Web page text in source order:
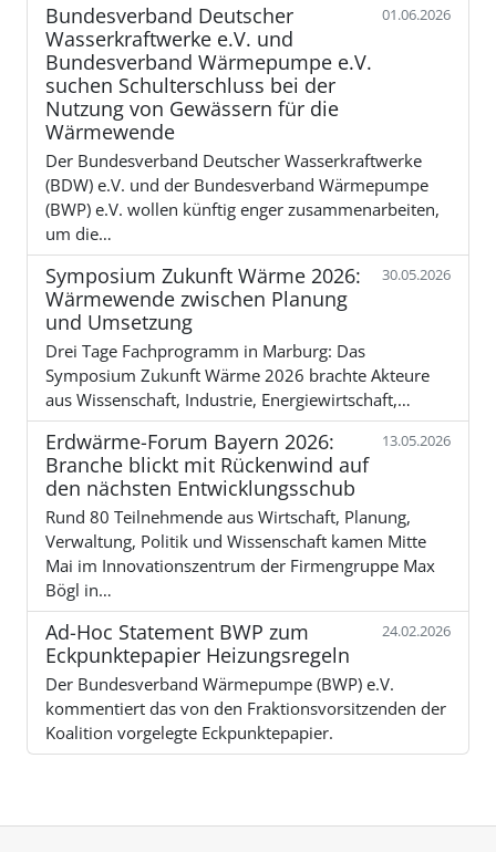
Bundesverband Deutscher
Wasserkraftwerke e.V. und
Bundesverband Wärmepumpe e.V.
suchen Schulterschluss bei der
Nutzung von Gewässern für die
Wärmewende
01.06.2026
Der Bundesverband Deutscher Wasserkraftwerke
(BDW) e.V. und der Bundesverband Wärmepumpe
(BWP) e.V. wollen künftig enger zusammenarbeiten,
um die…
Symposium Zukunft Wärme 2026:
Wärmewende zwischen Planung
und Umsetzung
30.05.2026
Drei Tage Fachprogramm in Marburg: Das
Symposium Zukunft Wärme 2026 brachte Akteure
aus Wissenschaft, Industrie, Energiewirtschaft,…
Erdwärme-Forum Bayern 2026:
Branche blickt mit Rückenwind auf
den nächsten Entwicklungsschub
13.05.2026
Rund 80 Teilnehmende aus Wirtschaft, Planung,
Verwaltung, Politik und Wissenschaft kamen Mitte
Mai im Innovationszentrum der Firmengruppe Max
Bögl in…
Ad-Hoc Statement BWP zum
Eckpunktepapier Heizungsregeln
24.02.2026
Der Bundesverband Wärmepumpe (BWP) e.V.
kommentiert das von den Fraktionsvorsitzenden der
Koalition vorgelegte Eckpunktepapier.